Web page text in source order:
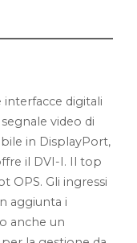
digitali
video di
in DisplayPort,
il DVI-I. Il top
OPS. Gli ingressi
aggiunta i
anche un